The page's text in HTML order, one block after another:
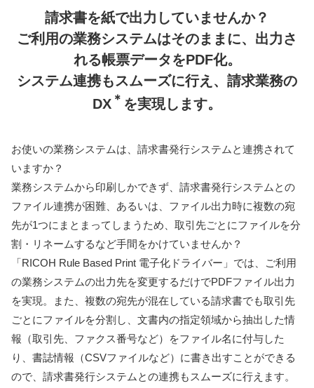
請求書を紙で出力していませんか？
ご利用の業務システムはそのままに、出力さ
れる帳票データをPDF化。
システム連携もスムーズに行え、請求業務の
DX ＊ を実現します。
お使いの業務システムは、請求書発行システムと連携されて
いますか？
業務システムから印刷しかできず、請求書発行システムとの
ファイル連携が困難、あるいは、ファイル出力時に複数の宛
先が1つにまとまってしまうため、取引先ごとにファイルを分
割・リネームするなど手間をかけていませんか？
「RICOH Rule Based Print 電子化ドライバー」では、ご利用
の業務システムの出力先を変更するだけでPDFファイル出力
を実現。また、複数の宛先が混在している請求書でも取引先
ごとにファイルを分割し、文書内の指定領域から抽出した情
報（取引先、ファクス番号など）をファイル名に付与した
り、書誌情報（CSVファイルなど）に書き出すことができる
ので、請求書発行システムとの連携もスムーズに行えます。